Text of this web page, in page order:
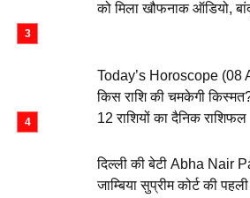
को मिला खौफनाक ऑडियो,
Today’s Horoscope
किस राशि की चमकेगी
12 राशियों का दैनिक राशिफल
दिल्ली की बेटी Abha Nair
जाम्बिया सुप्रीम कोर्ट की